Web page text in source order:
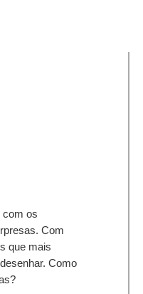
com os
Com
que mais
Como